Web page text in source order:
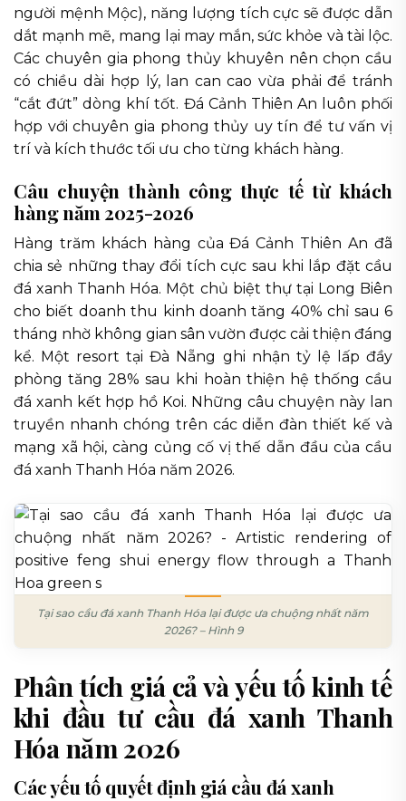
người mệnh Mộc), năng lượng tích cực sẽ được dẫn
dắt mạnh mẽ, mang lại may mắn, sức khỏe và tài lộc.
Các chuyên gia phong thủy khuyên nên chọn cầu
có chiều dài hợp lý, lan can cao vừa phải để tránh
“cắt đứt” dòng khí tốt. Đá Cảnh Thiên An luôn phối
hợp với chuyên gia phong thủy uy tín để tư vấn vị
trí và kích thước tối ưu cho từng khách hàng.
Câu chuyện thành công thực tế từ khách
hàng năm 2025-2026
Hàng trăm khách hàng của Đá Cảnh Thiên An đã
chia sẻ những thay đổi tích cực sau khi lắp đặt cầu
đá xanh Thanh Hóa. Một chủ biệt thự tại Long Biên
cho biết doanh thu kinh doanh tăng 40% chỉ sau 6
tháng nhờ không gian sân vườn được cải thiện đáng
kể. Một resort tại Đà Nẵng ghi nhận tỷ lệ lấp đầy
phòng tăng 28% sau khi hoàn thiện hệ thống cầu
đá xanh kết hợp hồ Koi. Những câu chuyện này lan
truyền nhanh chóng trên các diễn đàn thiết kế và
mạng xã hội, càng củng cố vị thế dẫn đầu của cầu
đá xanh Thanh Hóa năm 2026.
Tại sao cầu đá xanh Thanh Hóa lại được ưa chuộng nhất năm
2026? – Hình 9
Phân tích giá cả và yếu tố kinh tế
khi đầu tư cầu đá xanh Thanh
Hóa năm 2026
Các yếu tố quyết định giá cầu đá xanh